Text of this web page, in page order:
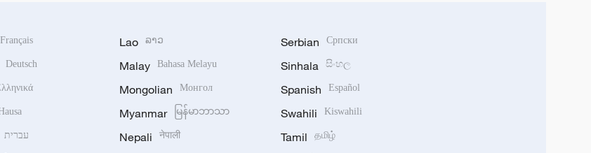
Français
Deutsch
עברית
Lao ລາວ
Malay Bahasa Melayu
Mongolian Монгол
Myanmar မြန်မာဘာသာ
Nepali नेपाली
Serbian Српски
Sinhala සිංහල
Spanish Español
Swahili Kiswahili
Tamil தமிழ்